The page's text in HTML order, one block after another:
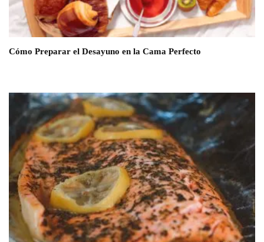
Cómo Preparar el Desayuno en la Cama Perfecto